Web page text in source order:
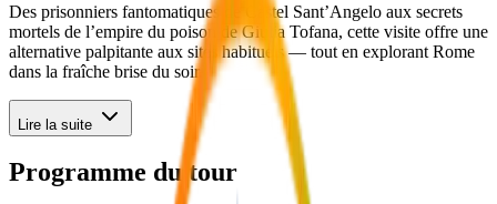
Des prisonniers fantomatiques de Castel Sant’Angelo aux secrets
mortels de l’empire du poison de Giulia Tofana, cette visite offre une
alternative palpitante aux sites habituels — tout en explorant Rome
dans la fraîche brise du soir.
Lire la suite
Programme du tour